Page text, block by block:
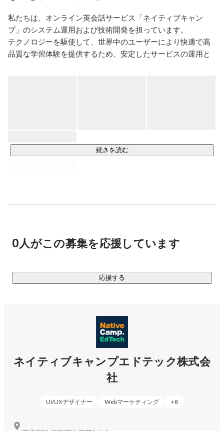
私たちは、オンライン英会話サービス「ネイティブキャン
プ」のシステム運用および技術開発を担っています。
テクノロジーを駆使して、世界中のユーザーにより快適で高
品質な学習体験を提供するため、安定したサービスの運用と
いてサービスを展開するなど、その規模は急速に拡大してい
続きを読む
0人がこの募集を応援しています
応援する
ネイティブキャンプエドテック株式会
社
UI/UXデザイナー Webマーケティング +8